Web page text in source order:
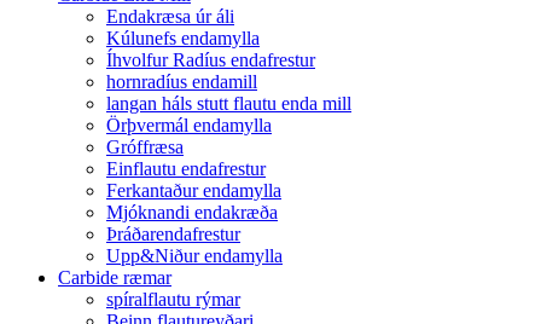
Endakræsa úr áli
Kúlunefs endamylla
Íhvolfur Radíus endafrestur
hornradíus endamill
langan háls stutt flautu enda mill
Örþvermál endamylla
Gróffræsa
Einflautu endafrestur
Ferkantaður endamylla
Mjóknandi endakræða
Þráðarendafrestur
Upp&Niður endamylla
Carbide ræmar
spíralflautu rýmar